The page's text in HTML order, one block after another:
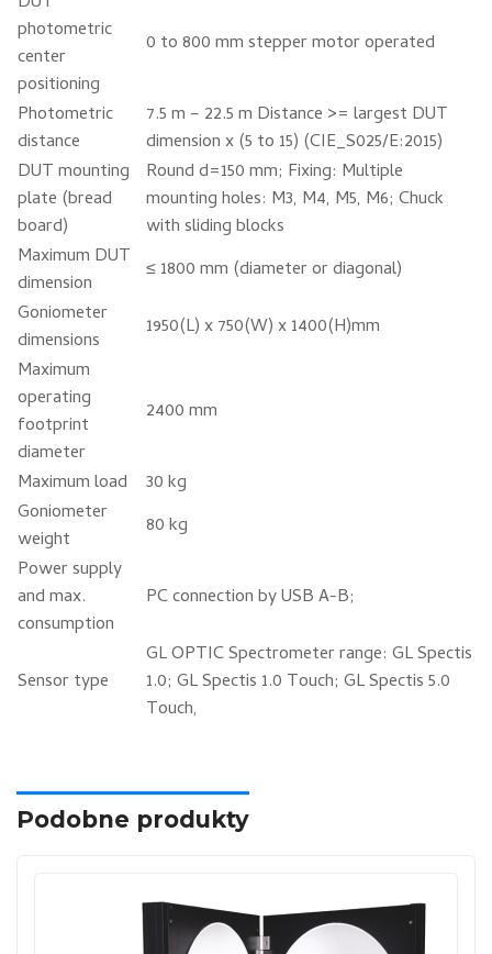
photometric
center
positioning
0 to 800 mm stepper motor operated
Photometric
distance
7.5 m – 22.5 m Distance >= largest DUT
dimension x (5 to 15) (CIE_S025/E:2015)
DUT mounting
plate (bread
board)
Round d=150 mm; Fixing: Multiple
mounting holes: M3, M4, M5, M6; Chuck
with sliding blocks
Maximum DUT
dimension
≤ 1800 mm (diameter or diagonal)
Goniometer
dimensions
1950(L) x 750(W) x 1400(H)mm
Maximum
operating
footprint
diameter
2400 mm
Maximum load
30 kg
Goniometer
weight
80 kg
Power supply
and max.
consumption
PC connection by USB A-B;
Sensor type
GL OPTIC Spectrometer range: GL Spectis
1.0; GL Spectis 1.0 Touch; GL Spectis 5.0
Touch,
Podobne produkty